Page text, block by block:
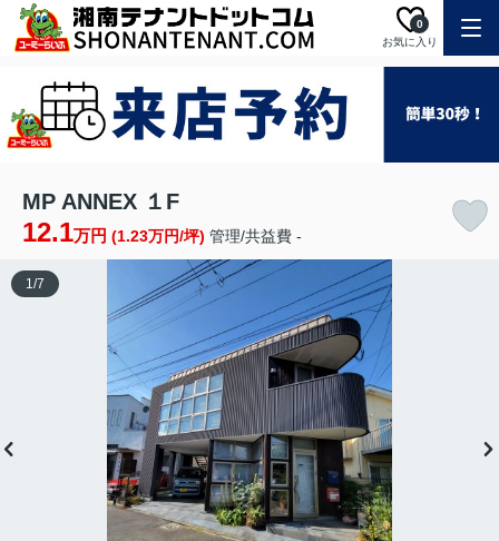
お気に入り
0
MP ANNEX １F
12.1万円 (1.23万円/坪) 管理/共益費 -
1/7